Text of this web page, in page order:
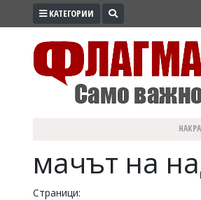
ПРОМО
ЗДРАВЕ
ПОЛИТИКА
КАТЕГОРИИ
мачът на
Страници: